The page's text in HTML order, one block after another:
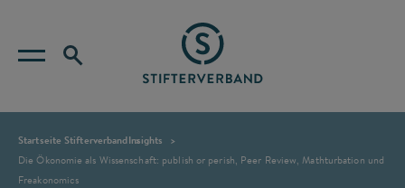
Startseite StifterverbandInsights
Die Ökonomie als Wissenschaft: publish or perish, Peer Review, Mathturbation und
Freakonomics